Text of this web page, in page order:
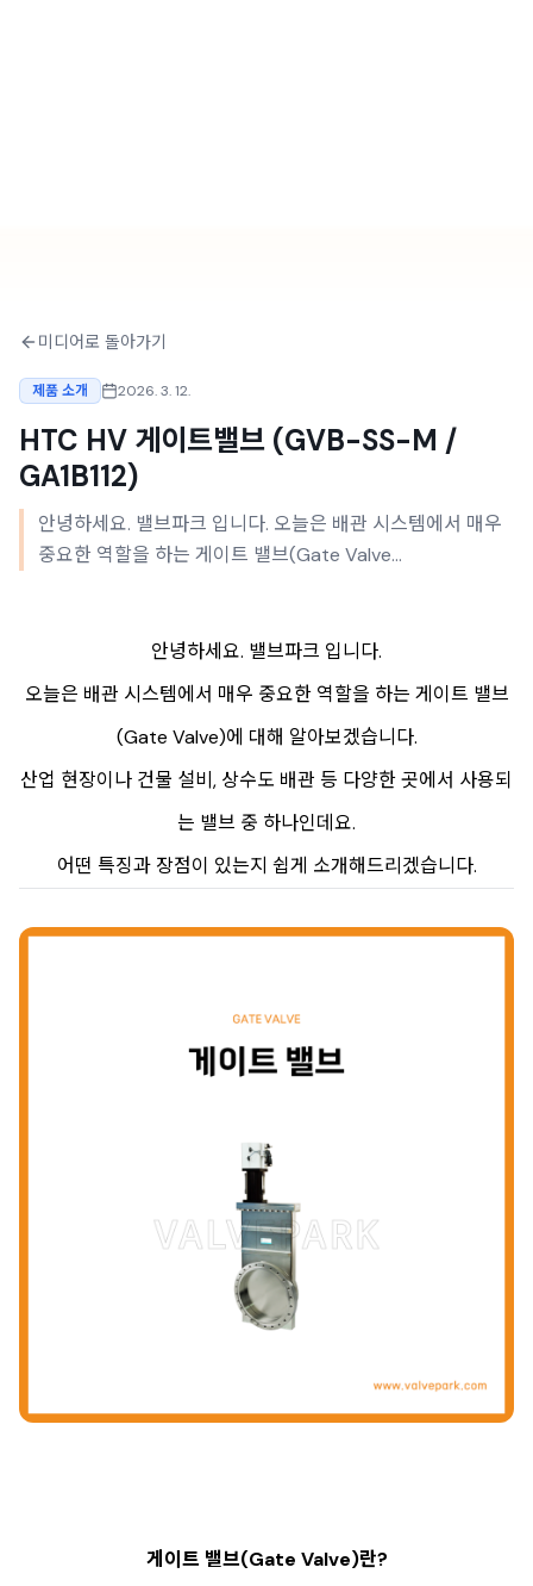
미디어로 돌아가기
제품 소개 2026. 3. 12.
HTC HV 게이트밸브 (GVB-SS-M /
GA1B112)
안녕하세요. 밸브파크 입니다. 오늘은 배관 시스템에서 매우
중요한 역할을 하는 게이트 밸브(Gate Valve...
안녕하세요. 밸브파크 입니다.
오늘은 배관 시스템에서 매우 중요한 역할을 하는 게이트 밸브
(Gate Valve)에 대해 알아보겠습니다.
산업 현장이나 건물 설비, 상수도 배관 등 다양한 곳에서 사용되
는 밸브 중 하나인데요.
어떤 특징과 장점이 있는지 쉽게 소개해드리겠습니다.
게이트 밸브(Gate Valve)란?